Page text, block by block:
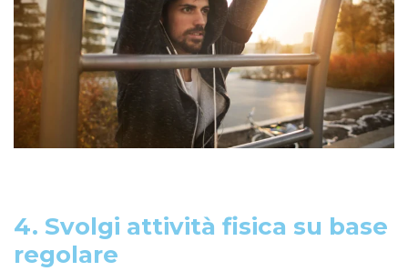
4. Svolgi attività fisica su base
regolare